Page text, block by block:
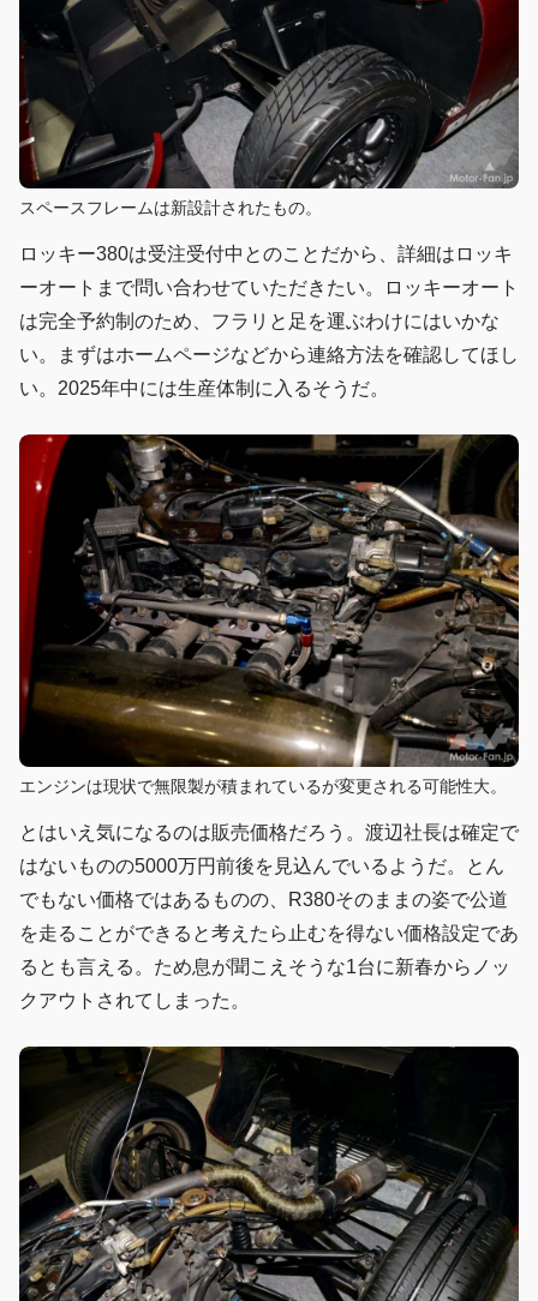
スペースフレームは新設計されたもの。
ロッキー380は受注受付中とのことだから、詳細はロッキ
ーオートまで問い合わせていただきたい。ロッキーオート
は完全予約制のため、フラリと足を運ぶわけにはいかな
い。まずはホームページなどから連絡方法を確認してほし
い。2025年中には生産体制に入るそうだ。
エンジンは現状で無限製が積まれているが変更される可能性大。
とはいえ気になるのは販売価格だろう。渡辺社長は確定で
はないものの5000万円前後を見込んでいるようだ。とん
でもない価格ではあるものの、R380そのままの姿で公道
を走ることができると考えたら止むを得ない価格設定であ
るとも言える。ため息が聞こえそうな1台に新春からノッ
クアウトされてしまった。